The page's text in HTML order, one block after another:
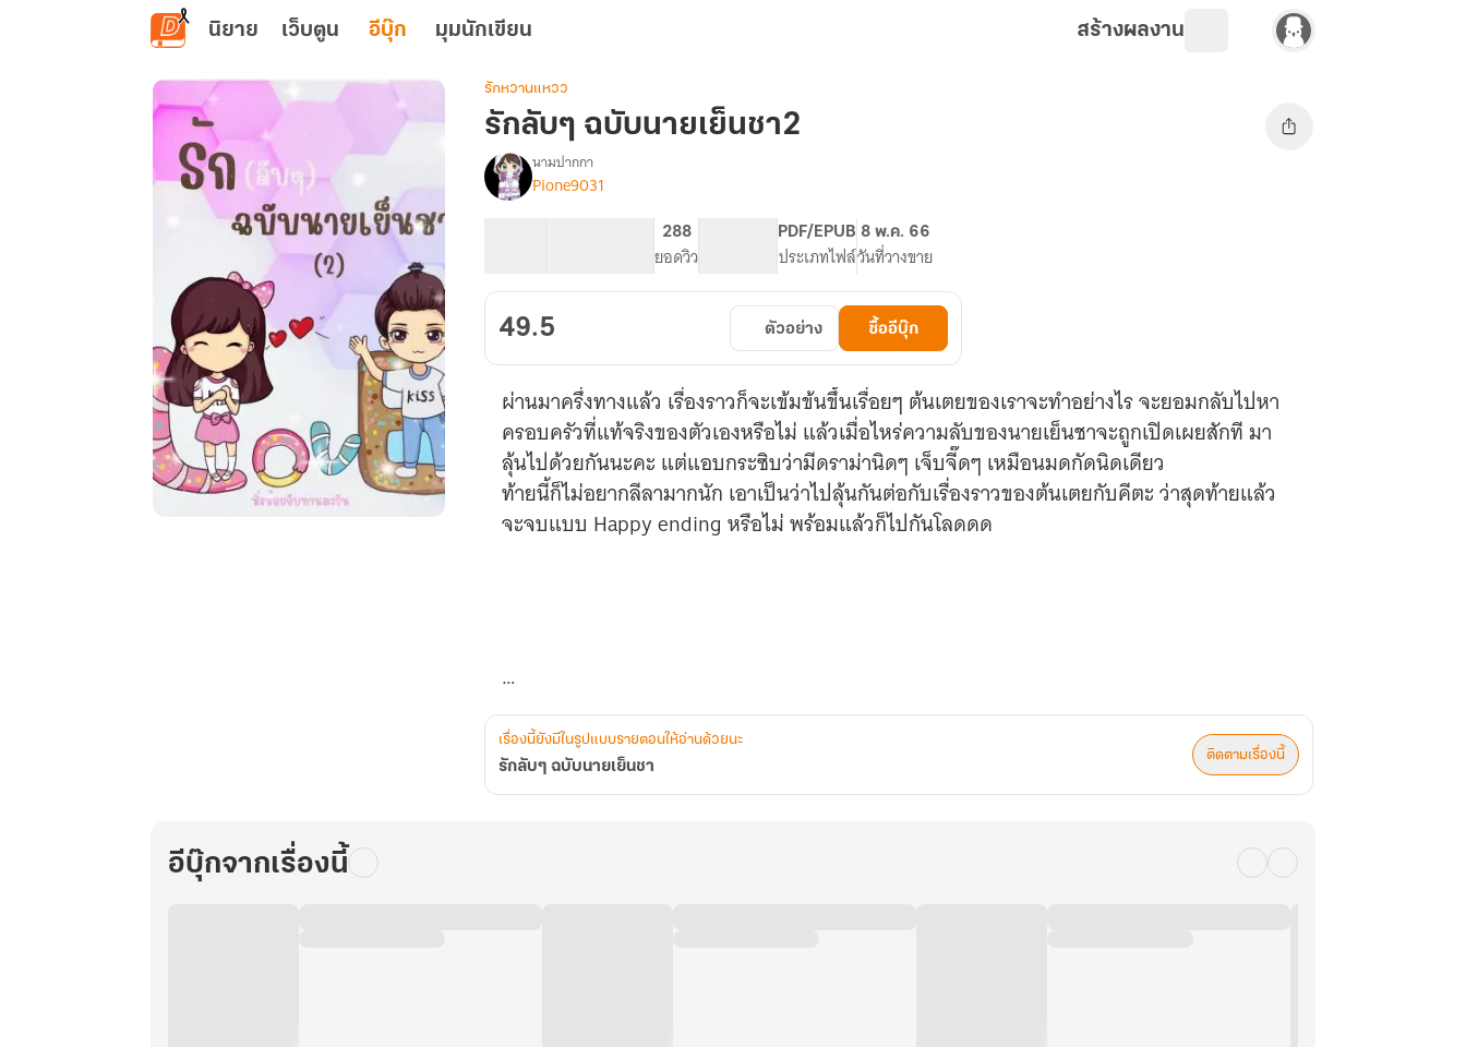
ข้ามไปยังเนื้อหาหลัก
นิยาย เว็บตูน อีบุ๊ก มุมนักเขียน สร้างผลงาน
รักหวานแหวว
รักลับๆ ฉบับนายเย็นชา2
เรื่อง
รัก
เย็น
นามปากกา
Pione9031
288
ยอดวิว
PDF/EPUB
ประเภทไฟล์
8 พ.ค. 66
วันที่วางขาย
49.5 ตัวอย่าง ซื้ออีบุ๊ก
ผ่านมาครึ่งทางแล้ว เรื่องราวก็จะเข้มข้นขึ้นเรื่อยๆ ต้นเตยของเราจะทำอย่างไร จะยอมกลับไปหา
ครอบครัวที่แท้จริงของตัวเองหรือไม่ แล้วเมื่อไหร่ความลับของนายเย็นชาจะถูกเปิดเผยสักที มา
ลุ้นไปด้วยกันนะคะ แต่แอบกระซิบว่ามีดราม่านิดๆ เจ็บจี๊ดๆ เหมือนมดกัดนิดเดียว
ท้ายนี้ก็ไม่อยากลีลามากนัก เอาเป็นว่าไปลุ้นกันต่อกับเรื่องราวของต้นเตยกับคีตะ ว่าสุดท้ายแล้ว
จะจบแบบ Happy ending หรือไม่ พร้อมแล้วก็ไปกันโลดดด
เรื่องนี้ยังมีในรูปแบบรายตอนให้อ่านด้วยนะ
รักลับๆ ฉบับนายเย็นชา
ติดตามเรื่องนี้
อีบุ๊กจากเรื่องนี้